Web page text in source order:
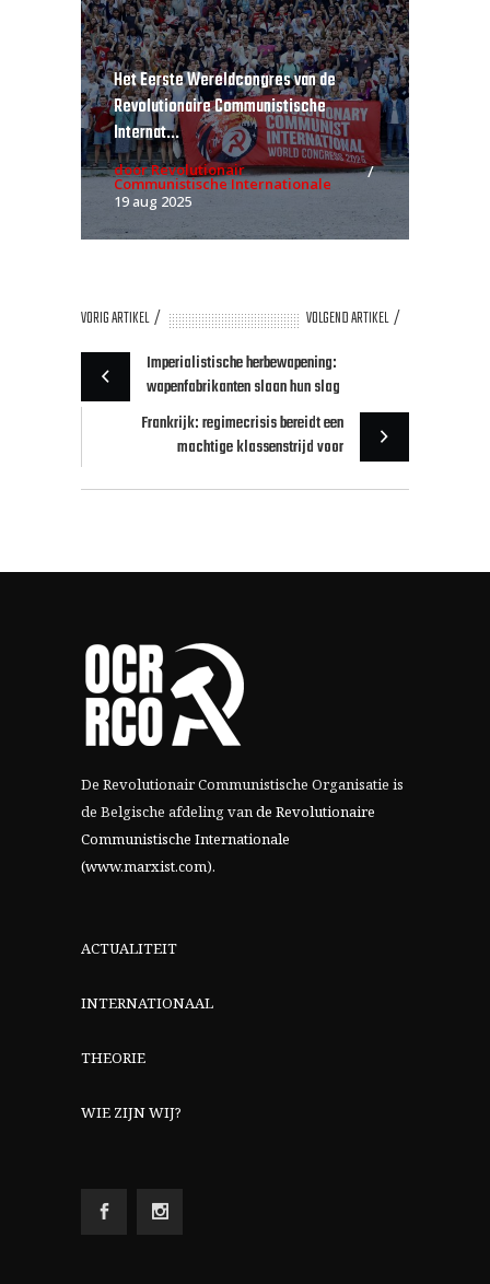
Het Eerste Wereldcongres van de
Revolutionaire Communistische
Internat...
door Revolutionair
Communistische Internationale
19 aug 2025
VORIG ARTIKEL
VOLGEND ARTIKEL
Imperialistische herbewapening:
wapenfabrikanten slaan hun slag
Frankrijk: regimecrisis bereidt een
machtige klassenstrijd voor
De Revolutionair Communistische Organisatie is
de Belgische afdeling vande Revolutionaire
Communistische Internationale
(www.marxist.com).
ACTUALITEIT
INTERNATIONAAL
THEORIE
WIE ZIJN WIJ?